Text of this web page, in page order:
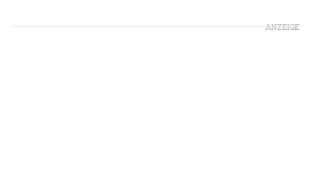
ANZEIGE